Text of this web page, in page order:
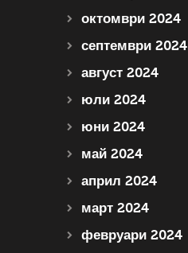
октомври 2024
септември 2024
август 2024
юли 2024
юни 2024
май 2024
април 2024
март 2024
февруари 2024